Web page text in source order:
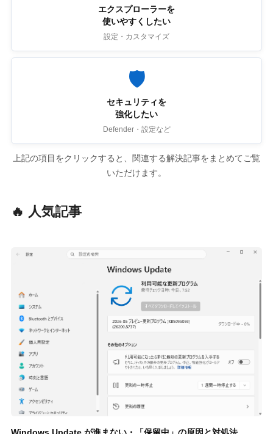
エクスプローラーを
使いやすくしたい
設定・カスタマイズ
🛡
セキュリティを
強化したい
Defender・設定など
上記の項目をクリックすると、関連する解決記事をまとめてご覧
いただけます。
🔥 人気記事